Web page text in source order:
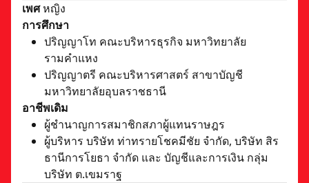
เพศหญิง
การศึกษา
ปริญญาโท คณะบริหารธุรกิจ มหาวิทยาลัย
รามคำแหง
ปริญญาตรี คณะบริหารศาสตร์ สาขาบัญชี
มหาวิทยาลัยอุบลราชธานี
อาชีพเดิม
ผู้ชำนาญการสมาชิกสภาผู้แทนราษฎร
ผู้บริหาร บริษัท ท่าทรายโชคมีชัย จำกัด, บริษัท สิร
ธานีการโยธา จำกัด และ บัญชีและการเงิน กลุ่ม
บริษัท ต.เขมราฐ